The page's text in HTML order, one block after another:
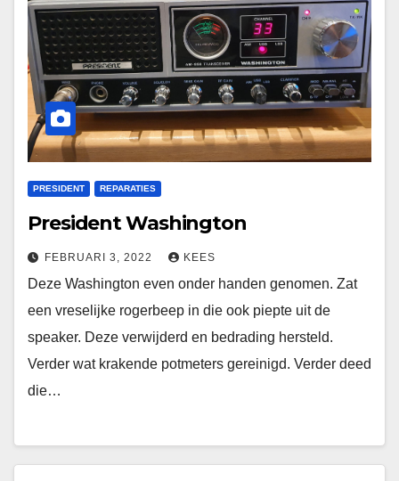
PRESIDENT REPARATIES
President Washington
FEBRUARI 3, 2022 KEES
Deze Washington even onder handen genomen. Zat
een vreselijke rogerbeep in die ook piepte uit de
speaker. Deze verwijderd en bedrading hersteld.
Verder wat krakende potmeters gereinigd. Verder deed
die…